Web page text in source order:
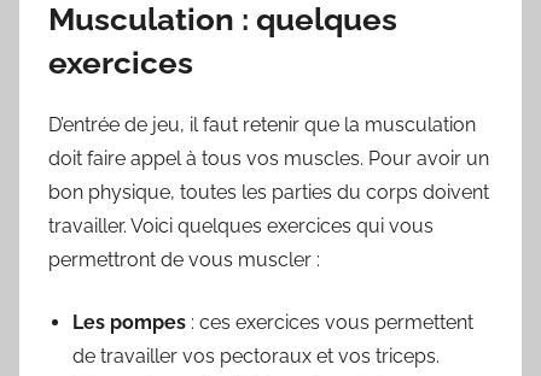
Musculation : quelques
exercices
D’entrée de jeu, il faut retenir que la musculation
doit faire appel à tous vos muscles. Pour avoir un
bon physique, toutes les parties du corps doivent
travailler. Voici quelques exercices qui vous
permettront de vous muscler :
Les pompes : ces exercices vous permettent
de travailler vos pectoraux et vos triceps.